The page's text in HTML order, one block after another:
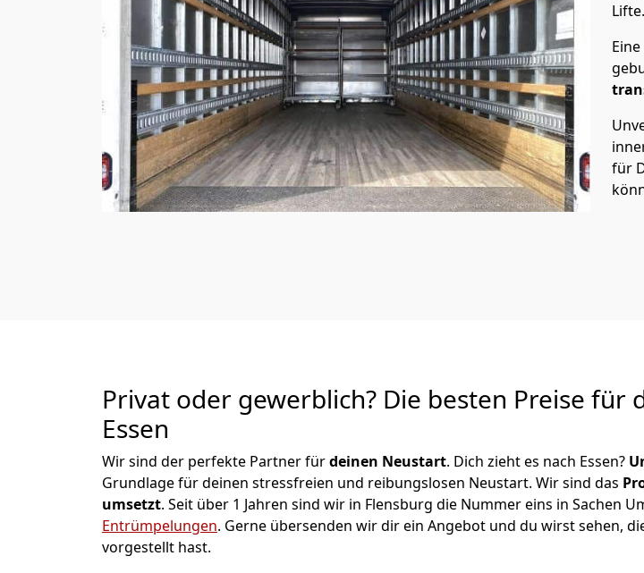
Lifte.
für
Privat oder gewerblich? Die besten Preise für
Essen
Wir sind der perfekte Partner fürdeinen Neustart. Dich zieht es nach Essen?
Grundlage für deinen stressfreien und reibungslosen Neustart. Wir sind das
umsetzt. Seit über 1 Jahren sind wir in Flensburg die Nummer eins in Sachen
Entrümpelungen. Gerne übersenden wir dir ein Angebot und du wirst sehen,
vorgestellt hast.